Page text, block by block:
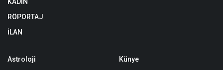
RÖPORTAJ
İLAN
Astroloji
Künye